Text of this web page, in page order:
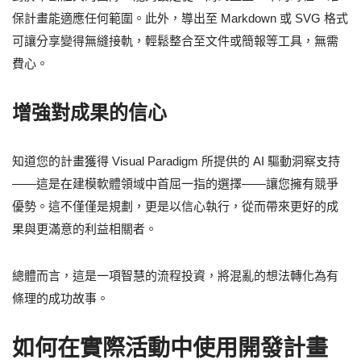
保計畫能適應任何範圍。此外，導出至 Markdown 或 SVG 格式
可讓分享變得無縫接軌，輕鬆整合至文件或簡報等工具，無需
費心。
增強對成果的信心
知道您的計畫獲得 Visual Paradigm 所提供的 AI 驅動洞察支持
——這是在建模軟體領域中首屈一指的選擇——讓您擁有競爭
優勢。這不僅僅是規劃，更是以信心執行，從而帶來更好的成
果與更滿意的利益相關者。
總體而言，這是一項智慧的流程投資，將混亂的想法轉化為有
條理的成功故事。
如何在實際活動中使用開發計畫